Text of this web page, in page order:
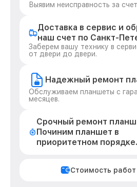
Выявим неисправность за
Доставка в сервис и
наш счет по Санкт-
Заберем вашу технику в
от двери до двери.
Надежный ремонт
Обслуживаем планшеты с
месяцев.
Срочный ремонт
Починим планшет в
приоритетном порядке.
Стоимость работ